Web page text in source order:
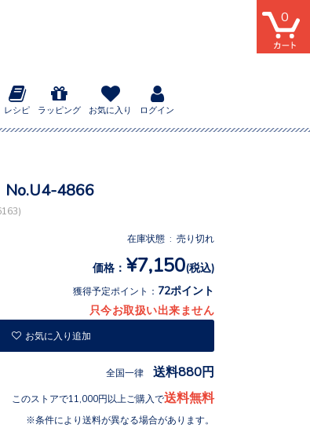
レシピ ラッピング お気に入り ログイン
0
No.U4-4866
在庫状態 : 売り切れ
価格： ¥7,150(税込)
獲得予定ポイント： 72ポイント
只今お取扱い出来ません
お気に入り追加
全国一律 送料880円
このストアで11,000円以上ご購入で送料無料
条件により送料が異なる場合があります。